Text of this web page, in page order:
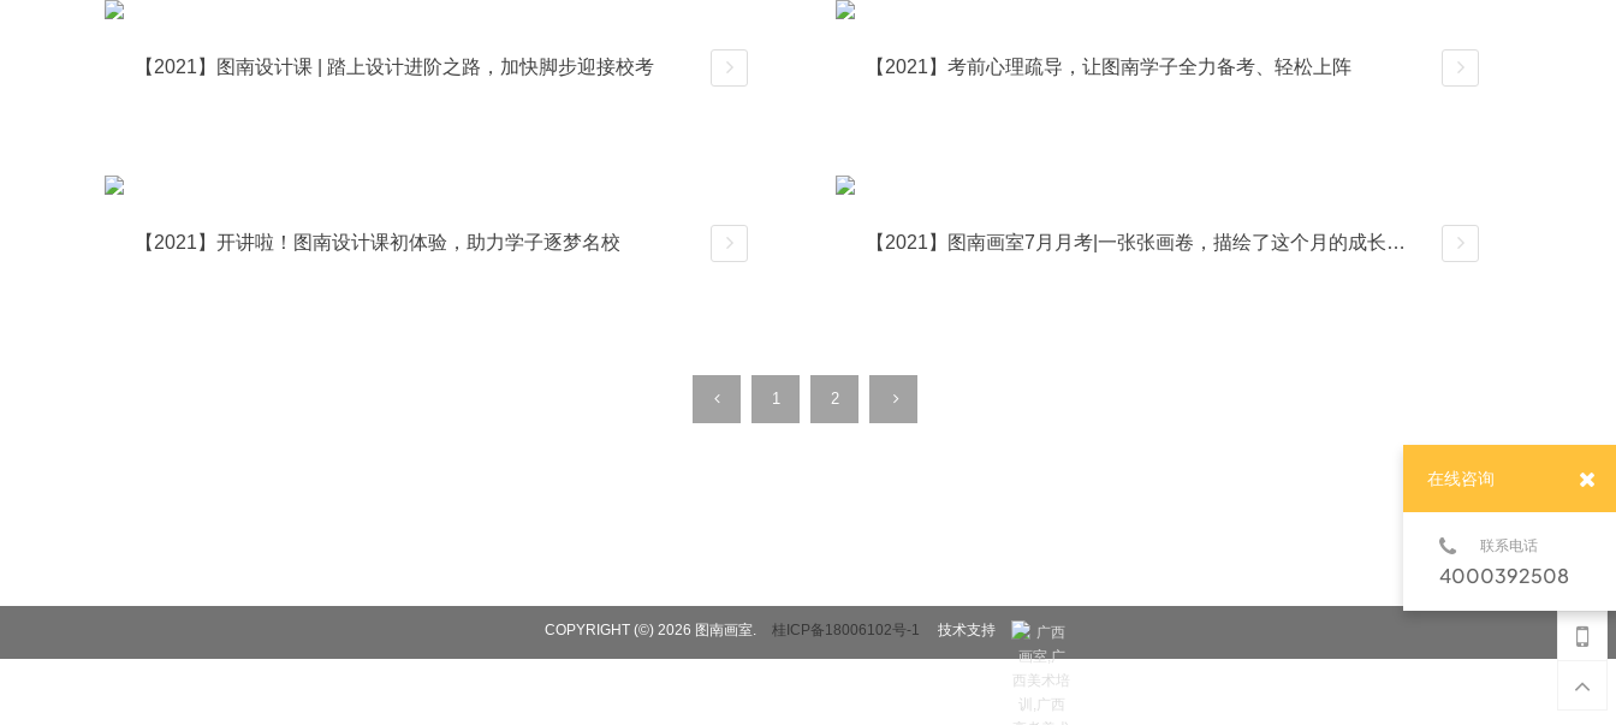
【2021】图南设计课 | 踏上设计进阶之路，加快脚步迎接校考 详情 【2021】考前心理疏导，让图南学子全力备考、轻松上阵 详情
【2021】开讲啦！图南设计课初体验，助力学子逐梦名校 详情 【2021】图南画室7月月考|一张张画卷，描绘了这个月的成长痕迹 详情
1 2
COPYRIGHT (©) 2026 图南画室. 桂ICP备18006102号-1 技术支持
在线咨询
联系电话
4000392508